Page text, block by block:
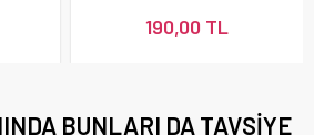
190,00 TL
BUNLARI DA TAVSIYE